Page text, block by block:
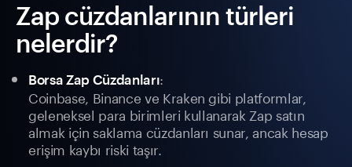
Zap cüzdanlarının türleri
nelerdir?
Borsa Zap Cüzdanları:
Coinbase, Binance ve Kraken gibi platformlar,
geleneksel para birimleri kullanarak Zap satın
almak için saklama cüzdanları sunar, ancak hesap
erişim kaybı riski taşır.